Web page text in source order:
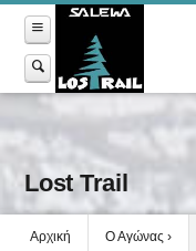
Lost Trail
Αρχική Ο Αγώνας